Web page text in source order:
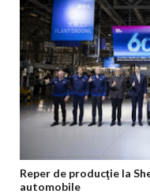
Reper de producţie la
automobile